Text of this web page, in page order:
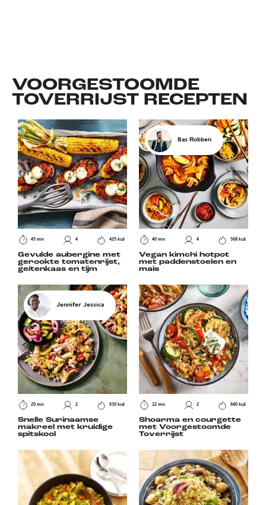
VOORGESTOOMDE
TOVERRIJST RECEPTEN
45 min 4 425 kcal
Gevulde aubergine met
gerookte tomatenrijst,
geitenkaas en tijm
Bas Robben
40 min 4 568 kcal
Vegan kimchi hotpot
met paddenstoelen en
mais
Jennifer Jessica
20 min 2 630 kcal
Snelle Surinaamse
makreel met kruidige
spitskool
12 min 2 640 kcal
Shoarma en courgette
met Voorgestoomde
Toverrijst